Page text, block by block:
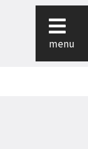
menu